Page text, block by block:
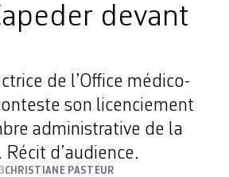
devant
de l’Office médico-
son licenciement
administrative de la
d’audience.
CHRISTIANE PASTEUR